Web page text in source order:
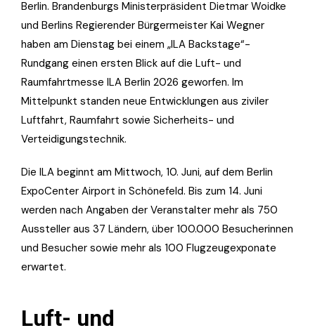
Berlin. Brandenburgs Ministerpräsident Dietmar Woidke
und Berlins Regierender Bürgermeister Kai Wegner
haben am Dienstag bei einem „ILA Backstage“-
Rundgang einen ersten Blick auf die Luft- und
Raumfahrtmesse ILA Berlin 2026 geworfen. Im
Mittelpunkt standen neue Entwicklungen aus ziviler
Luftfahrt, Raumfahrt sowie Sicherheits- und
Verteidigungstechnik.
Die ILA beginnt am Mittwoch, 10. Juni, auf dem Berlin
ExpoCenter Airport in Schönefeld. Bis zum 14. Juni
werden nach Angaben der Veranstalter mehr als 750
Aussteller aus 37 Ländern, über 100.000 Besucherinnen
und Besucher sowie mehr als 100 Flugzeugexponate
erwartet.
Luft- und